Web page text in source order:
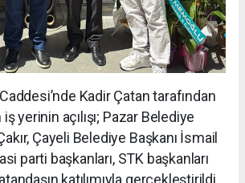
Kadir Çatan tarafından
yerinin açılışı; Pazar Belediye
Çayeli Belediye Başkanı İsmail
parti başkanları, STK başkanları
katılımıyla gerçekleştirildi.